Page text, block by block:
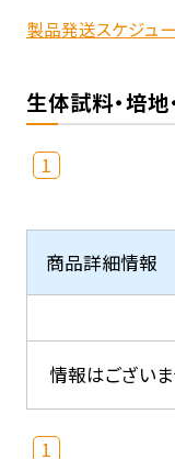
製品発送スケジュ
生体試料・培地
1
商品詳細情報
情報はござい
1